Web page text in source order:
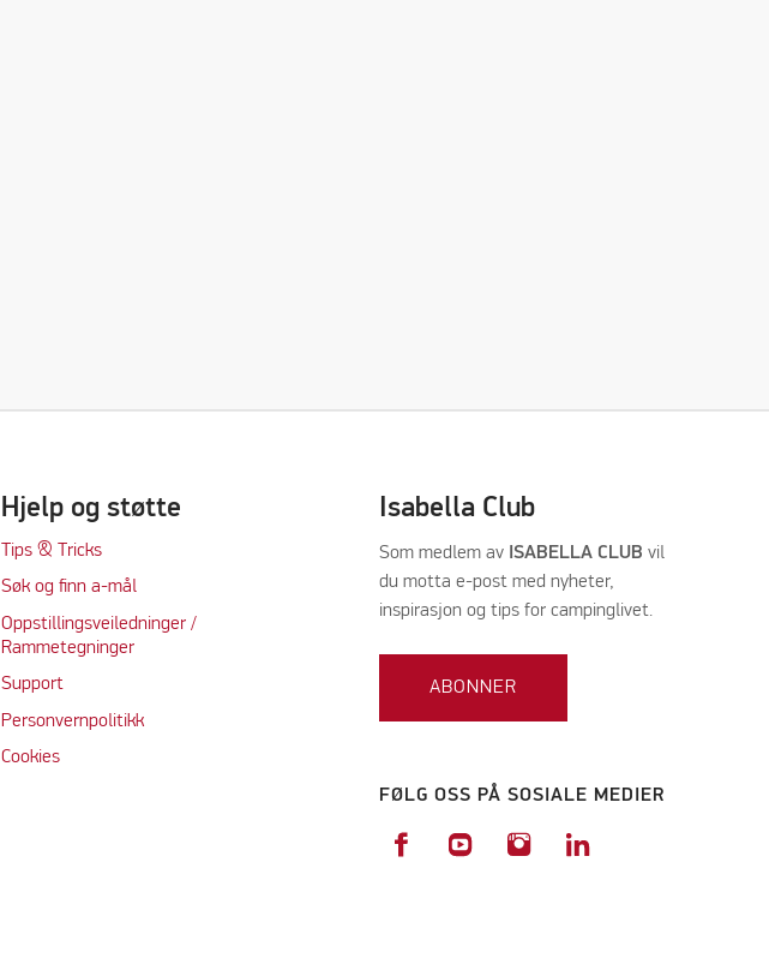
Hjelp og støtte
Tips & Tricks
Søk og finn a-mål
Oppstillingsveiledninger /
Rammetegninger
Support
Personvernpolitikk
Cookies
Isabella Club
Som medlem avISABELLA CLUB vil
du motta e-post med nyheter,
inspirasjon og tips for campinglivet.
ABONNER
FØLG OSS PÅ SOSIALE MEDIER